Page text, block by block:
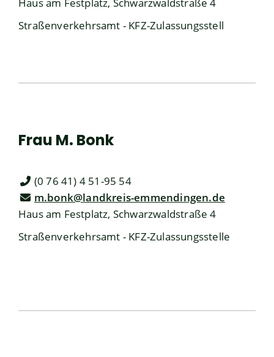
Haus am Festplatz, Schwarzwaldstraße 4
Straßenverkehrsamt - KFZ-Zulassungsstell
Frau M. Bonk
(0 76 41) 4 51-95 54
m.bonk@landkreis-emmendingen.de
Haus am Festplatz, Schwarzwaldstraße 4
Straßenverkehrsamt - KFZ-Zulassungsstelle